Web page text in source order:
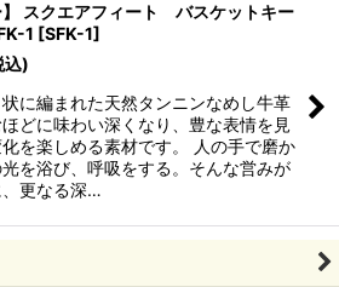
絞り込む
】 スクエアフィート バスケットキー
1 [SFK-1]
込)
に編まれた天然タンニンなめし牛革
どに味わい深くなり、豊な表情を見
を楽しめる素材です。 人の手で磨か
を浴び、呼吸をする。そんな営みが
更なる深…